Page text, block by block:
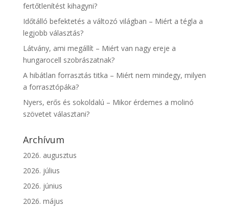
fertőtlenítést kihagyni?
Időtálló befektetés a változó világban – Miért a tégla a
legjobb választás?
Látvány, ami megállít – Miért van nagy ereje a
hungarocell szobrászatnak?
A hibátlan forrasztás titka – Miért nem mindegy, milyen
a forrasztópáka?
Nyers, erős és sokoldalú – Mikor érdemes a molinó
szövetet választani?
Archívum
2026. augusztus
2026. július
2026. június
2026. május